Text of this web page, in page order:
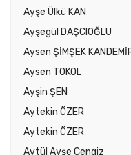
Ayşe Ülkü KAN
Ayşegül DAŞCIOĞLU
Aysen ŞİMŞEK
Aysen TOKOL
Ayşin ŞEN
Aytekin ÖZER
Aytekin ÖZER
Aytül Ayşe Cengiz